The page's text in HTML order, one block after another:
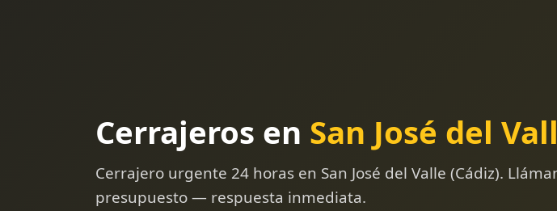
Cerrajeros en San José del
Cerrajero urgente 24 horas en San José del Valle (Cádiz).
presupuesto — respuesta inmediata.